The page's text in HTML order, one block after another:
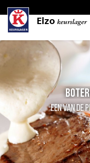
Elzo keurslager
een van de